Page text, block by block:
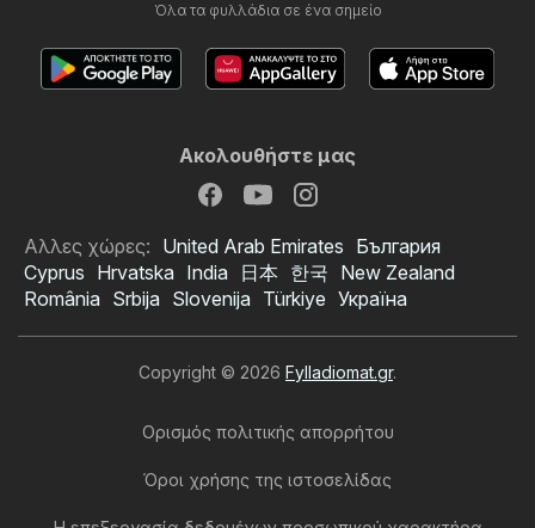
Όλα τα φυλλάδια σε ένα σημείο
Ακολουθήστε μας
Αλλες χώρες: United Arab Emirates България
Cyprus Hrvatska India 日本 한국 New Zealand
România Srbija Slovenija Türkiye Україна
Copyright © 2026 Fylladiomat.gr.
Ορισμός πολιτικής απορρήτου
Όροι χρήσης της ιστοσελίδας